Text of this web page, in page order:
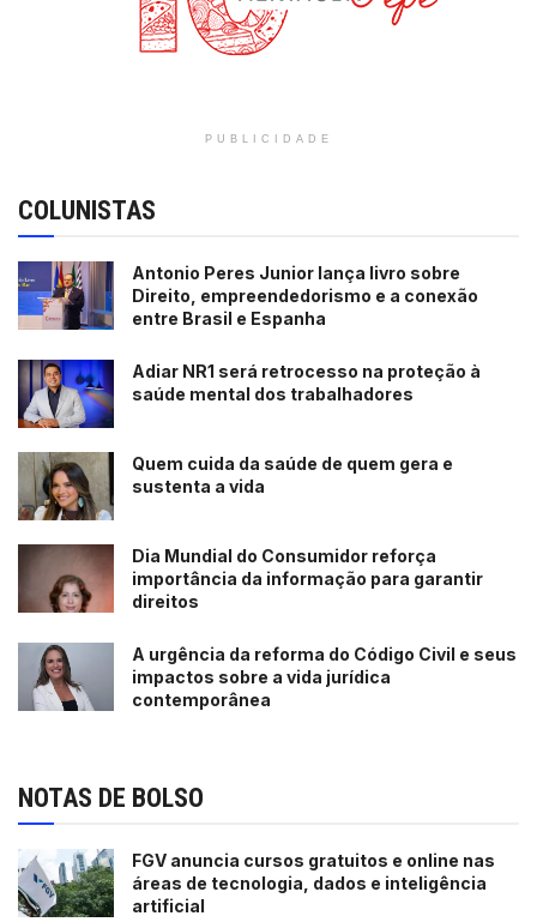
PUBLICIDADE
COLUNISTAS
Antonio Peres Junior lança livro sobre
Direito, empreendedorismo e a conexão
entre Brasil e Espanha
Adiar NR1 será retrocesso na proteção à
saúde mental dos trabalhadores
Quem cuida da saúde de quem gera e
sustenta a vida
Dia Mundial do Consumidor reforça
importância da informação para garantir
direitos
A urgência da reforma do Código Civil e seus
impactos sobre a vida jurídica
contemporânea
NOTAS DE BOLSO
FGV anuncia cursos gratuitos e online nas
áreas de tecnologia, dados e inteligência
artificial